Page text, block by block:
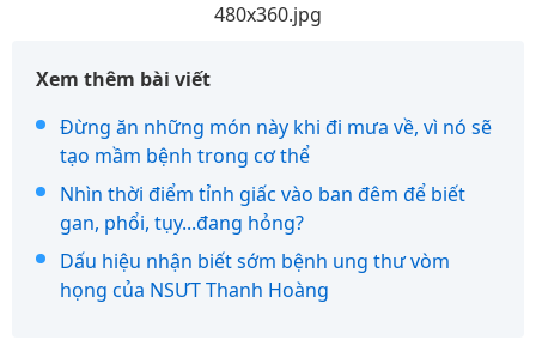
480x360.jpg
Xem thêm bài viết
Đừng ăn những món này khi đi mưa về, vì nó sẽ
tạo mầm bệnh trong cơ thể
Nhìn thời điểm tỉnh giấc vào ban đêm để biết
gan, phổi, tụy...đang hỏng?
Dấu hiệu nhận biết sớm bệnh ung thư vòm
họng của NSƯT Thanh Hoàng